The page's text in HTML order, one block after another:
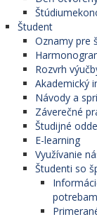
Študent
Oznamy pre
Rozvrh
Akademický
Návody a
Záverečné
Študijné
E-learning
Využívanie
Študenti so